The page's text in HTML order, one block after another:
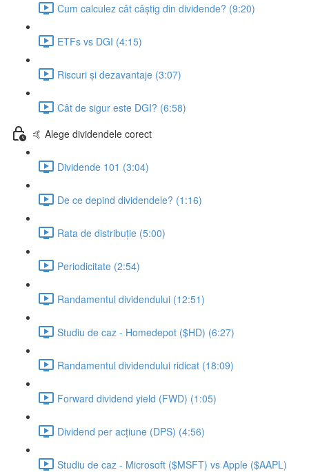
Cum calculez cât câștig din dividende? (9:20)
ETFs vs DGI (4:15)
Riscuri și dezavantaje (3:07)
Cât de sigur este DGI? (6:58)
🤙 Alege dividendele corect
Dividende 101 (3:04)
De ce depind dividendele? (1:16)
Rata de distribuție (5:00)
Periodicitate (2:54)
Randamentul dividendului (12:51)
Studiu de caz - Homedepot ($HD) (6:27)
Randamentul dividendului ridicat (18:09)
Forward dividend yield (FWD) (1:05)
Dividend per acțiune (DPS) (4:56)
Studiu de caz - Microsoft ($MSFT) vs Apple ($AAPL)